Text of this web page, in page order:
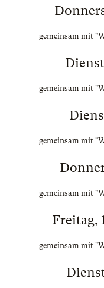
gemeinsam mit
gemeinsam mit
gemeinsam mit
gemeinsam mit
Freitag,
gemeinsam mit